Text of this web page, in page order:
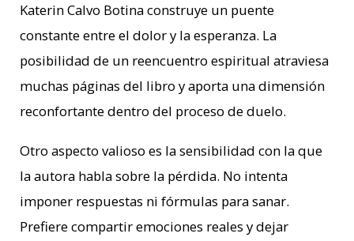
Katerin Calvo Botina construye un puente
constante entre el dolor y la esperanza. La
posibilidad de un reencuentro espiritual atraviesa
muchas páginas del libro y aporta una dimensión
reconfortante dentro del proceso de duelo.
Otro aspecto valioso es la sensibilidad con la que
la autora habla sobre la pérdida. No intenta
imponer respuestas ni fórmulas para sanar.
Prefiere compartir emociones reales y dejar